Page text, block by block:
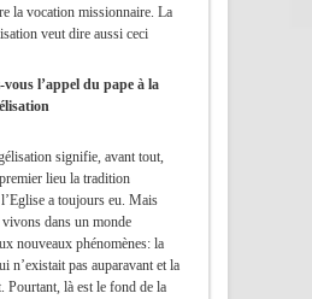
la vocation missionnaire. La
veut dire aussi ceci.
l’appel du pape à la
signifie, avant tout,
lieu la tradition
a toujours eu. Mais
dans un monde
nouveaux phénomènes: la
n’existait pas auparavant et la
Pourtant, là est le fond de la